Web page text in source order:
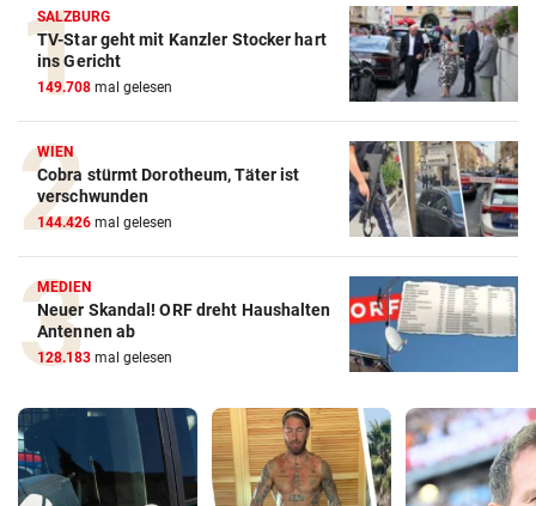
SALZBURG
TV-Star geht mit Kanzler Stocker hart
ins Gericht
149.708 mal gelesen
WIEN
Cobra stürmt Dorotheum, Täter ist
verschwunden
144.426 mal gelesen
MEDIEN
Neuer Skandal! ORF dreht Haushalten
Antennen ab
128.183 mal gelesen